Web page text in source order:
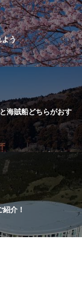
よう
海賊船どちらがおす
介！